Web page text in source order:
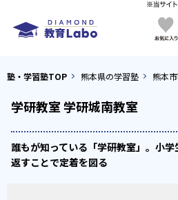
塾・学習塾TOP 熊本県の学習塾 熊本
学研教室 学研城南教室
誰もが知っている「学研教室」。小
返すことで定着を図る